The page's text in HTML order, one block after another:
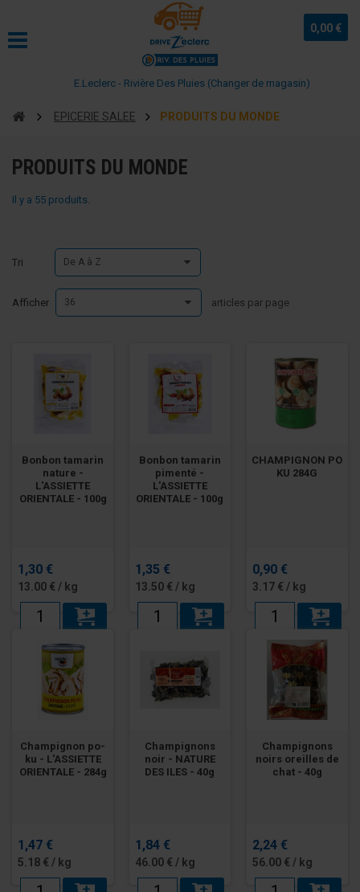
0,00 €
E.Leclerc - Rivière Des Pluies (Changer de magasin)
EPICERIE SALEE PRODUITS DU MONDE
PRODUITS DU MONDE
Il y a 55 produits.
Tri De A à Z
Afficher 36 articles par page
Bonbon tamarin
nature -
L'ASSIETTE
ORIENTALE - 100g
1,30 €
13.00 € / kg
Bonbon tamarin
pimenté -
L'ASSIETTE
ORIENTALE - 100g
1,35 €
13.50 € / kg
CHAMPIGNON PO
KU 284G
0,90 €
3.17 € / kg
Champignon po-
ku - L'ASSIETTE
ORIENTALE - 284g
1,47 €
5.18 € / kg
Champignons
noir - NATURE
DES ILES - 40g
1,84 €
46.00 € / kg
Champignons
noirs oreilles de
chat - 40g
2,24 €
56.00 € / kg